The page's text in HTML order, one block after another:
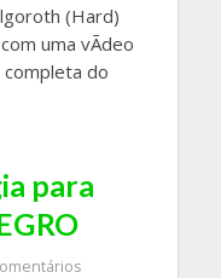
(Hard)
uma vÃ­deo
do
para